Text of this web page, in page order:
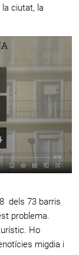
la ciutat, la
dels 73 barris
problema.
Ho
migdia i